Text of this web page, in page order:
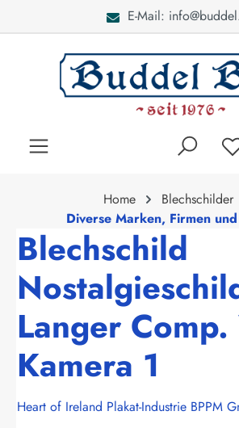
E-Mail:
Home
Blechschilder
Diverse Marken, Firmen
Blechschild
Langer
Kamera 1
Heart of Ireland Plakat-Industrie BPPM